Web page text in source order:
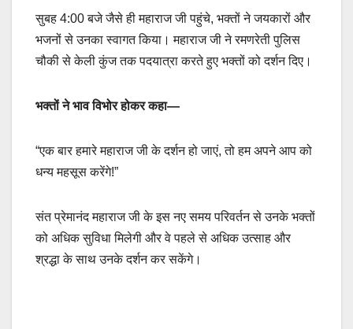
सुबह 4:00 बजे जैसे ही महाराज जी पहुंचे, भक्तों ने जयकारों और
भजनों से उनका स्वागत किया। महाराज जी ने रमणरेती पुलिस
चौकी से केली कुंज तक पदयात्रा करते हुए भक्तों को दर्शन दिए।
भक्तों ने भाव विभोर होकर कहा—
“एक बार हमारे महाराज जी के दर्शन हो जाएं, तो हम अपने आप को
धन्य महसूस करेंगे!”
संत प्रेमानंद महाराज जी के इस नए समय परिवर्तन से उनके भक्तों
को अधिक सुविधा मिलेगी और वे पहले से अधिक उत्साह और
श्रद्धा के साथ उनके दर्शन कर सकेंगे।